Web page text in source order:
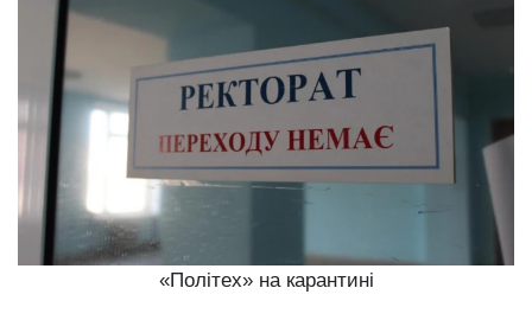
«Політех» на карантині